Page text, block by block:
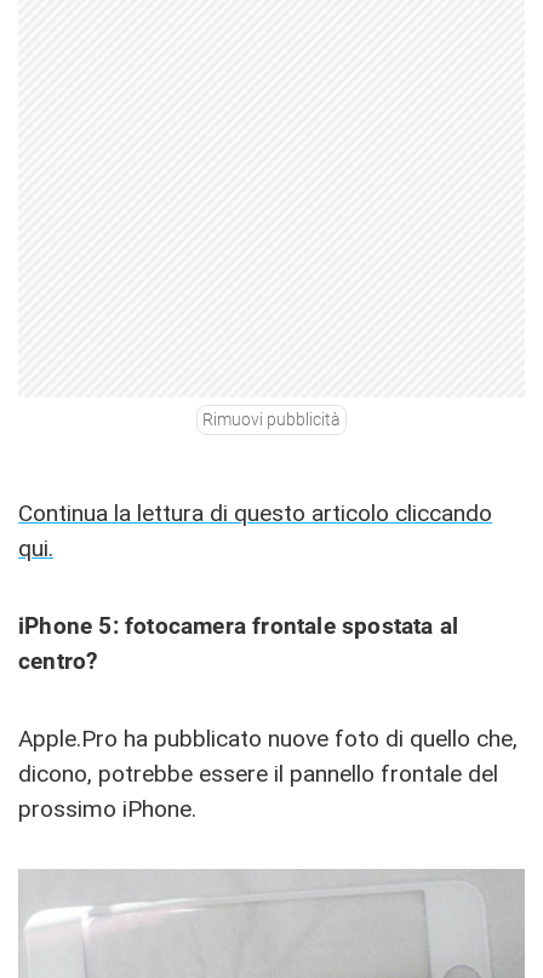
Rimuovi pubblicità
Continua la lettura di questo articolo cliccando
qui.
iPhone 5: fotocamera frontale spostata al
centro?
Apple.Pro ha pubblicato nuove foto di quello che,
dicono, potrebbe essere il pannello frontale del
prossimo iPhone.